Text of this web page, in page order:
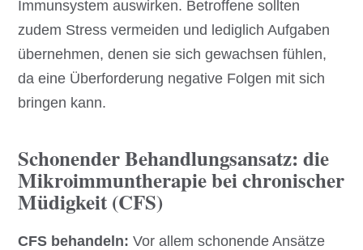
Immunsystem auswirken. Betroffene sollten
zudem Stress vermeiden und lediglich Aufgaben
übernehmen, denen sie sich gewachsen fühlen,
da eine Überforderung negative Folgen mit sich
bringen kann.
Schonender Behandlungsansatz: die
Mikroimmuntherapie bei chronischer
Müdigkeit (CFS)
CFS behandeln: Vor allem schonende Ansätze